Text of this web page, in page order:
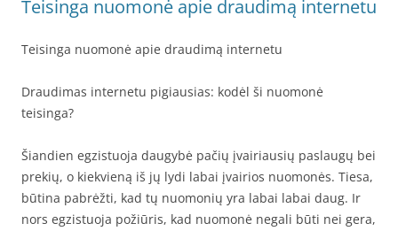
Teisinga nuomonė apie draudimą internetu
Teisinga nuomonė apie draudimą internetu
Draudimas internetu pigiausias: kodėl ši nuomonė
teisinga?
Šiandien egzistuoja daugybė pačių įvairiausių paslaugų bei
prekių, o kiekvieną iš jų lydi labai įvairios nuomonės. Tiesa,
būtina pabrėžti, kad tų nuomonių yra labai labai daug. Ir
nors egzistuoja požiūris, kad nuomonė negali būti nei gera,